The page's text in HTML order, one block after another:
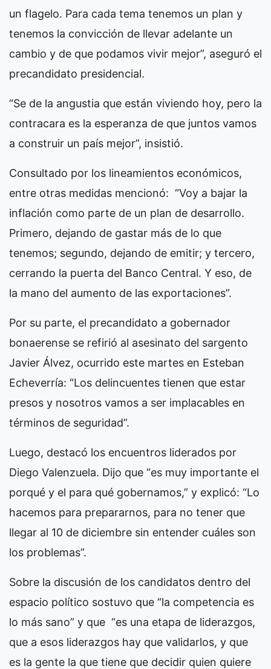
un flagelo. Para cada tema tenemos un plan y
tenemos la convicción de llevar adelante un
cambio y de que podamos vivir mejor”, aseguró el
precandidato presidencial.
“Se de la angustia que están viviendo hoy, pero la
contracara es la esperanza de que juntos vamos
a construir un país mejor”, insistió.
Consultado por los lineamientos económicos,
entre otras medidas mencionó: “Voy a bajar la
inflación como parte de un plan de desarrollo.
Primero, dejando de gastar más de lo que
tenemos; segundo, dejando de emitir; y tercero,
cerrando la puerta del Banco Central. Y eso, de
la mano del aumento de las exportaciones”.
Por su parte, el precandidato a gobernador
bonaerense se refirió al asesinato del sargento
Javier Álvez, ocurrido este martes en Esteban
Echeverría: “Los delincuentes tienen que estar
presos y nosotros vamos a ser implacables en
términos de seguridad”.
Luego, destacó los encuentros liderados por
Diego Valenzuela. Dijo que “es muy importante el
porqué y el para qué gobernamos,” y explicó: “Lo
hacemos para prepararnos, para no tener que
llegar al 10 de diciembre sin entender cuáles son
los problemas”.
Sobre la discusión de los candidatos dentro del
espacio político sostuvo que “la competencia es
lo más sano” y que “es una etapa de liderazgos,
que a esos liderazgos hay que validarlos, y que
es la gente la que tiene que decidir quien quiere